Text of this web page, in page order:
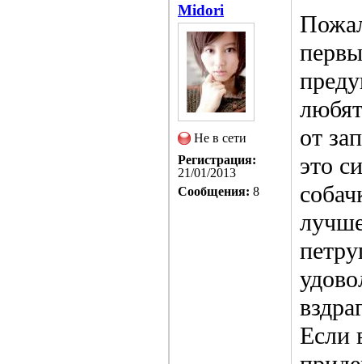
Midori
Не в сети
Регистрация:
21/01/2013
Сообщения: 8
от
это
Если